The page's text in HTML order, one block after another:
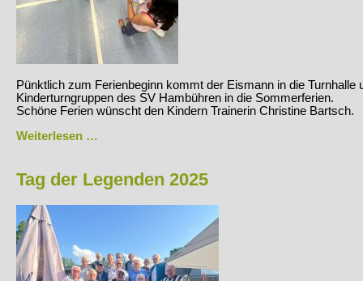
Pünktlich zum Ferienbeginn kommt der Eismann in die Turnhalle
Kinderturngruppen des SV Hambühren in die Sommerferien.
Schöne Ferien wünscht den Kindern Trainerin Christine Bartsch.
Weiterlesen …
Ferienstart
Tag der Legenden 2025